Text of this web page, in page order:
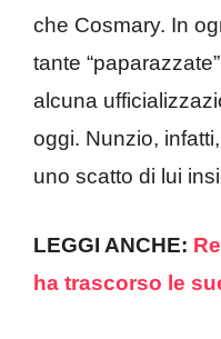
che Cosmary. In
tante
alcuna
oggi. Nunzio,
uno scatto di lui
LEGGI ANCHE:
ha trascorso le